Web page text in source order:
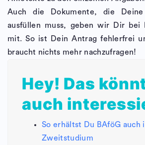
Auch die Dokumente, die Deine
ausfüllen muss, geben wir Dir bei
mit. So ist Dein Antrag fehlerfrei
braucht nichts mehr nachzufragen!
Hey! Das
auch
So erhältst Du BAföG auch
Zweitstudium